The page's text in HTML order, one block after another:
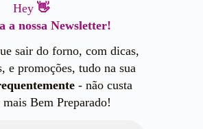
Hey👋
a nossa Newsletter!
sair do forno, com dicas,
e promoções, tudo na sua
- não custa
Bem Preparado!